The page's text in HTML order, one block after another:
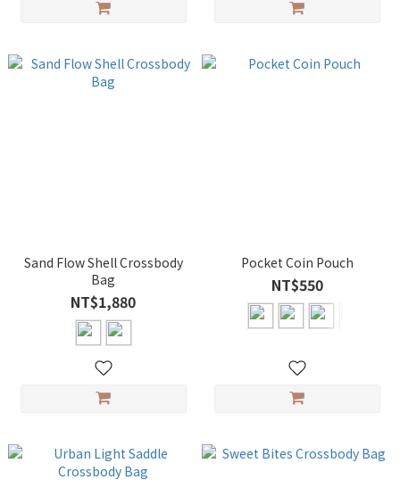
Sand Flow Shell Crossbody
Bag
NT$1,880
Pocket Coin Pouch
NT$550